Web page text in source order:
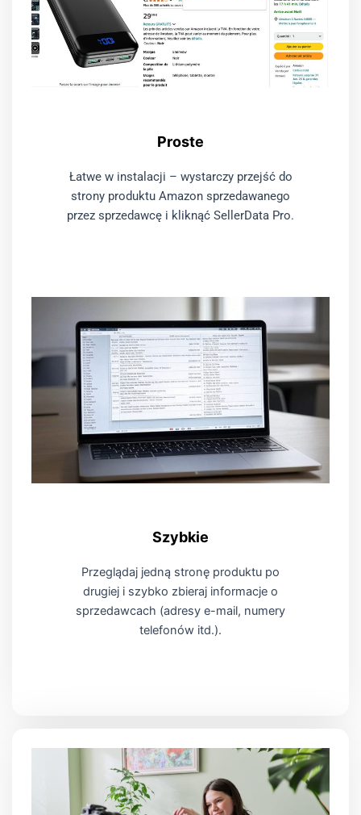
Proste
Łatwe w instalacji – wystarczy przejść do
strony produktu Amazon sprzedawanego
przez sprzedawcę i kliknąć SellerData Pro.
Szybkie
Przeglądaj jedną stronę produktu po
drugiej i szybko zbieraj informacje o
sprzedawcach (adresy e-mail, numery
telefonów itd.).